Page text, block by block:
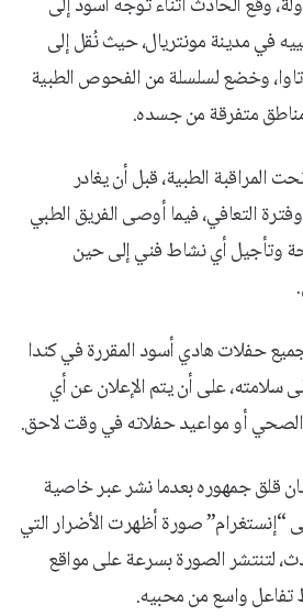
في مدينة مونتريال، حيث نُقل إلى
وخضع لسلسلة من الفحوص الطبية
متفرقة من جسده.
المراقبة الطبية، قبل أن يغادر
التعافي، فيما أوصى الفريق الطبي
وتأجيل أي نشاط فني إلى حين
حفلات هادي أسود المقررة في كندا
سلامته، على أن يتم الإعلان عن أي
أو مواعيد حفلاته في وقت لاحق.
قلق جمهوره بعدما نشر عبر خاصية
صورة أظهرت الأضرار التي
لتنتشر الصورة بسرعة على مواقع
تفاعل واسع من محبيه.